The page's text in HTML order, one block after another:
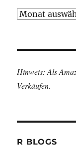
Archiv
Hinweis: Als
Verkäufen.
R BLOGS